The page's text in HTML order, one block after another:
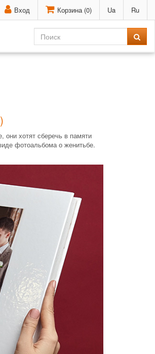
Вход Корзина (0) Ua Ru
хотят сберечь в памяти
фотоальбома о женитьбе.